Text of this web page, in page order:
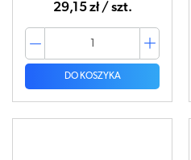
29,15 zł / szt.
DO KOSZYKA